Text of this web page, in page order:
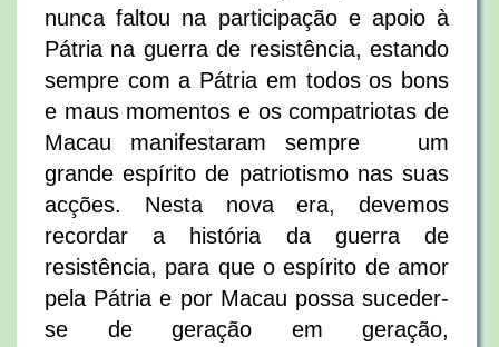
nunca faltou na participação e apoio à
Pátria na guerra de resistência, estando
sempre com a Pátria em todos os bons
e maus momentos e os compatriotas de
Macau manifestaram sempre um
grande espírito de patriotismo nas suas
acções. Nesta nova era, devemos
recordar a história da guerra de
resistência, para que o espírito de amor
pela Pátria e por Macau possa suceder-
se de geração em geração,